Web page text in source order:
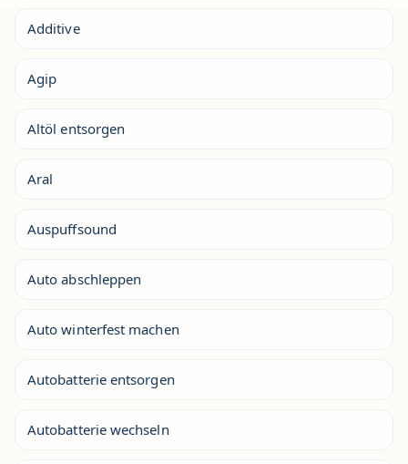
Additive
Agip
Altöl entsorgen
Aral
Auspuffsound
Auto abschleppen
Auto winterfest machen
Autobatterie entsorgen
Autobatterie wechseln